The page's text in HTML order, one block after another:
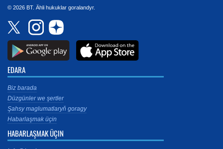
© 2026 BT. Ähli hukuklar goralandyr.
EDARA
Biz barada
Düzgünler we şertler
Şahsy maglumatlaryň goragy
Habarlaşmak üçin
HABARLAŞMAK ÜÇIN